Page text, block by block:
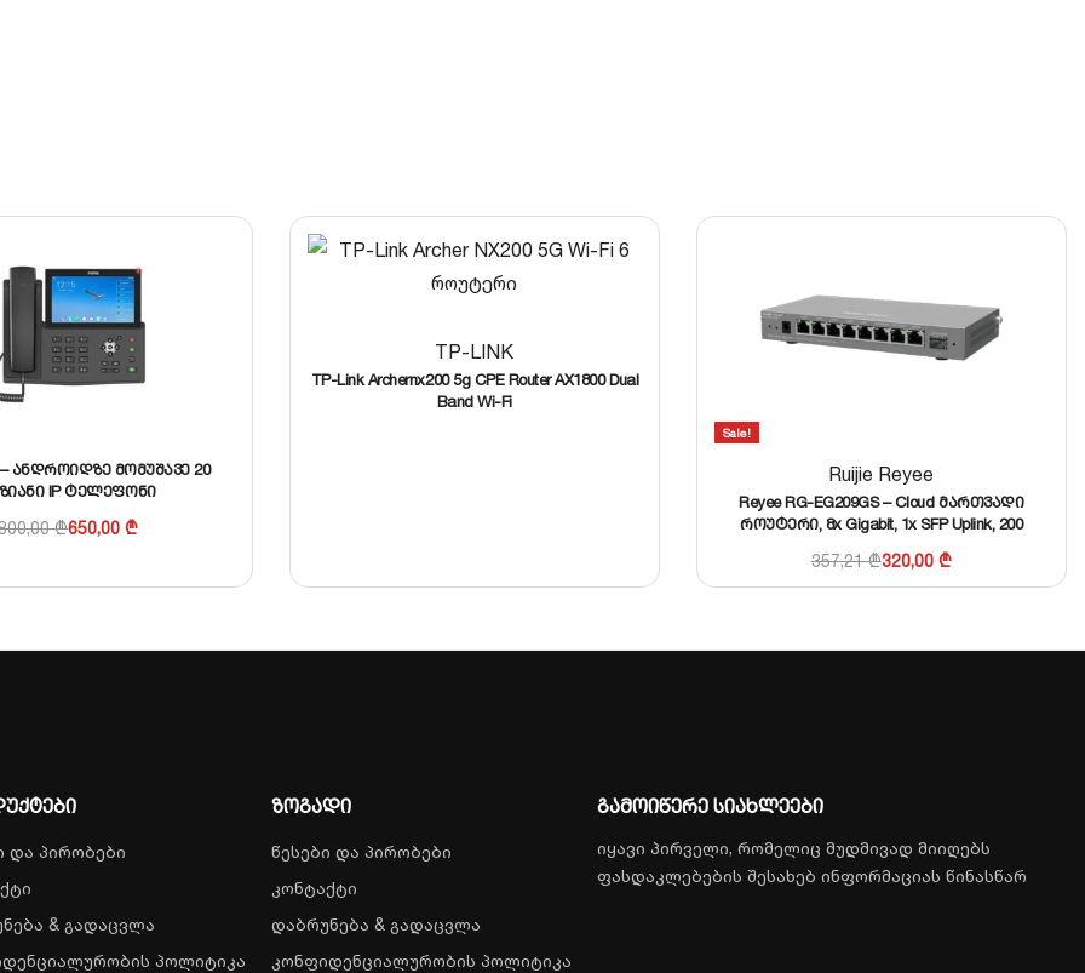
ტრანსპორტირებისა და გაშლისთვის.
ბოძებს შორის და გარე კავშირები.
– ანდროიდზე მომუშავე 20
IP ტელეფონი
₾650,00₾
TP-LINK
TP-Link Archernx200 5g CPE Router AX1800 Dual
Band Wi-Fi
Sale!
Ruijie Reyee
Reyee RG-EG209GS – Cloud მართვადი
როუტერი, 8x Gigabit, 1x SFP Uplink, 200
357,21₾320,00 ₾
და პირობები
& გადაცვლა
პოლიტიკა
ზოგადი
წესები და პირობები
კონტაქტი
დაბრუნება & გადაცვლა
კონფიდენციალურობის პოლიტიკა
გამოიწერე სიახლეები
იყავი პირველი, რომელიც მუდმივად მიიღებს
ფასდაკლებების შესახებ ინფორმაციას წინასწარ